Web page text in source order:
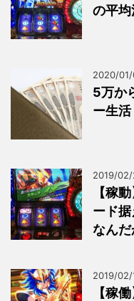
の平
2020/
5万か
ー生活
2019/
【稼
ード
なんだ
2019/02/
【稼